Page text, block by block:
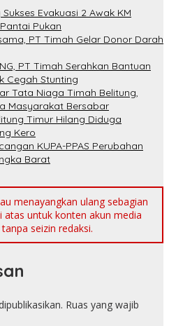
Evakuasi 2 Awak KM
Pukan
PT Timah Gelar Donor Darah
PT Timah Serahkan Bantuan
Cegah Stunting
Tata Niaga Timah Belitung,
Masyarakat Bersabar
Timur Hilang Diduga
Kero
KUPA-PPAS Perubahan
Barat
menayangkan ulang sebagian
atas untuk konten akun media
seizin redaksi.
Ruas yang wajib